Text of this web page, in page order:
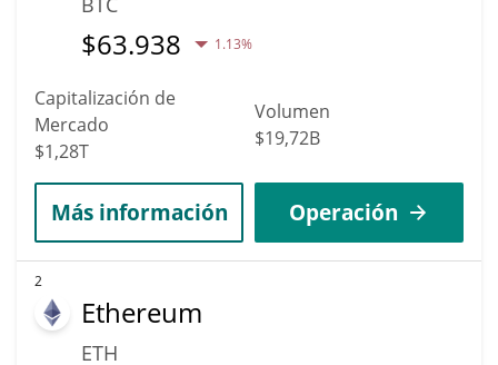
$63.938 1.13%
Capitalización de
Mercado
$1,28T
Volumen
$19,72B
Más información Operación
2
Ethereum
ETH